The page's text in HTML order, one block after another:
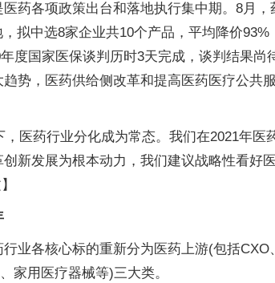
药各项政策出台和落地执行集中期。8月
拟中选8家企业共10个产品，平均降价
度国家医保谈判历时3天完成，谈判结果
势，医药供给侧改革和提高医药医疗公共
医药行业分化成为常态。我们在2021年
新发展为根本动力，我们建议战略性看好
业各核心标的重新分为医药上游(包括
家用医疗器械等)三大类。